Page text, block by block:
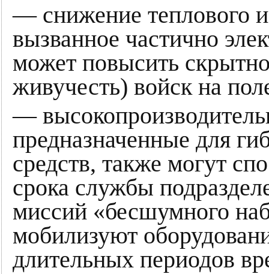
— снижение теплового
вызванное частично
может повысить
живучесть) войск на
—
предназначенные для
средств, также могут
срока службы
миссий «бесшумного
мобилизуют
длительных периодов